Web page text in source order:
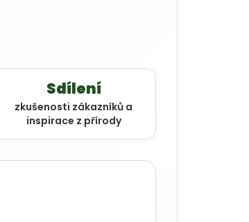
Sdílení
zkušenosti zákazníků a
inspirace z přírody